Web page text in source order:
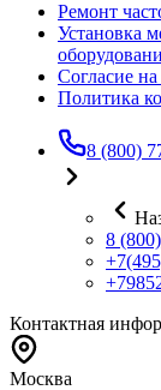
Ремонт
Установка
Согласие
Политика
8 (800)
8
Контактная
Москва